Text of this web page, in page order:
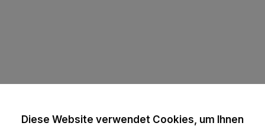
Diese Website verwendet Cookies, um Ihnen